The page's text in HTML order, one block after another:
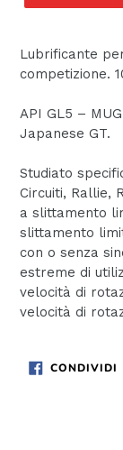
Lubrificante
competizione.
API GL5 –
Japanese GT.
Studiato
Circuiti, Rallie,
a slittamento
slittamento
con o senza
estreme di
velocità di
velocità di
CONDIVIDI